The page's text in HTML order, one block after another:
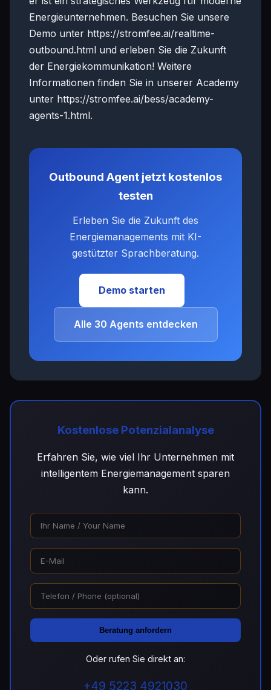
Energieunternehmen. Besuchen Sie unsere
Demo unter https://stromfee.ai/realtime-
outbound.html und erleben Sie die Zukunft
der Energiekommunikation! Weitere
Informationen finden Sie in unserer Academy
unter https://stromfee.ai/bess/academy-
agents-1.html.
Outbound Agent jetzt kostenlos
testen
Erleben Sie die Zukunft des
Energiemanagements mit KI-
gestützter Sprachberatung.
Demo starten
Alle 30 Agents entdecken
Kostenlose Potenzialanalyse
Erfahren Sie, wie viel Ihr Unternehmen mit
intelligentem Energiemanagement sparen
kann.
Beratung anfordern
Oder rufen Sie direkt an:
+49 5223 4921030